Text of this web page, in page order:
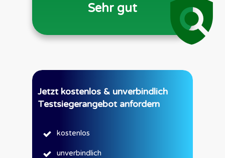
Sehr gut
Jetzt kostenlos & unverbindlich
Testsiegerangebot anfordern
kostenlos
unverbindlich